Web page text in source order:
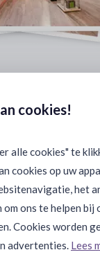
Bezorgd:
cookies!
alle cookies" te
cookies op uw
het
ons te helpen bij
Cookies worden
advertenties. Lees